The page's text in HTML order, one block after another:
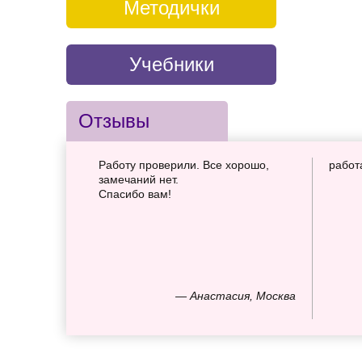
Методички
Учебники
Отзывы
— Анастасия, Москва
Работу проверили. Все хорошо,
замечаний нет.
Спасибо вам!